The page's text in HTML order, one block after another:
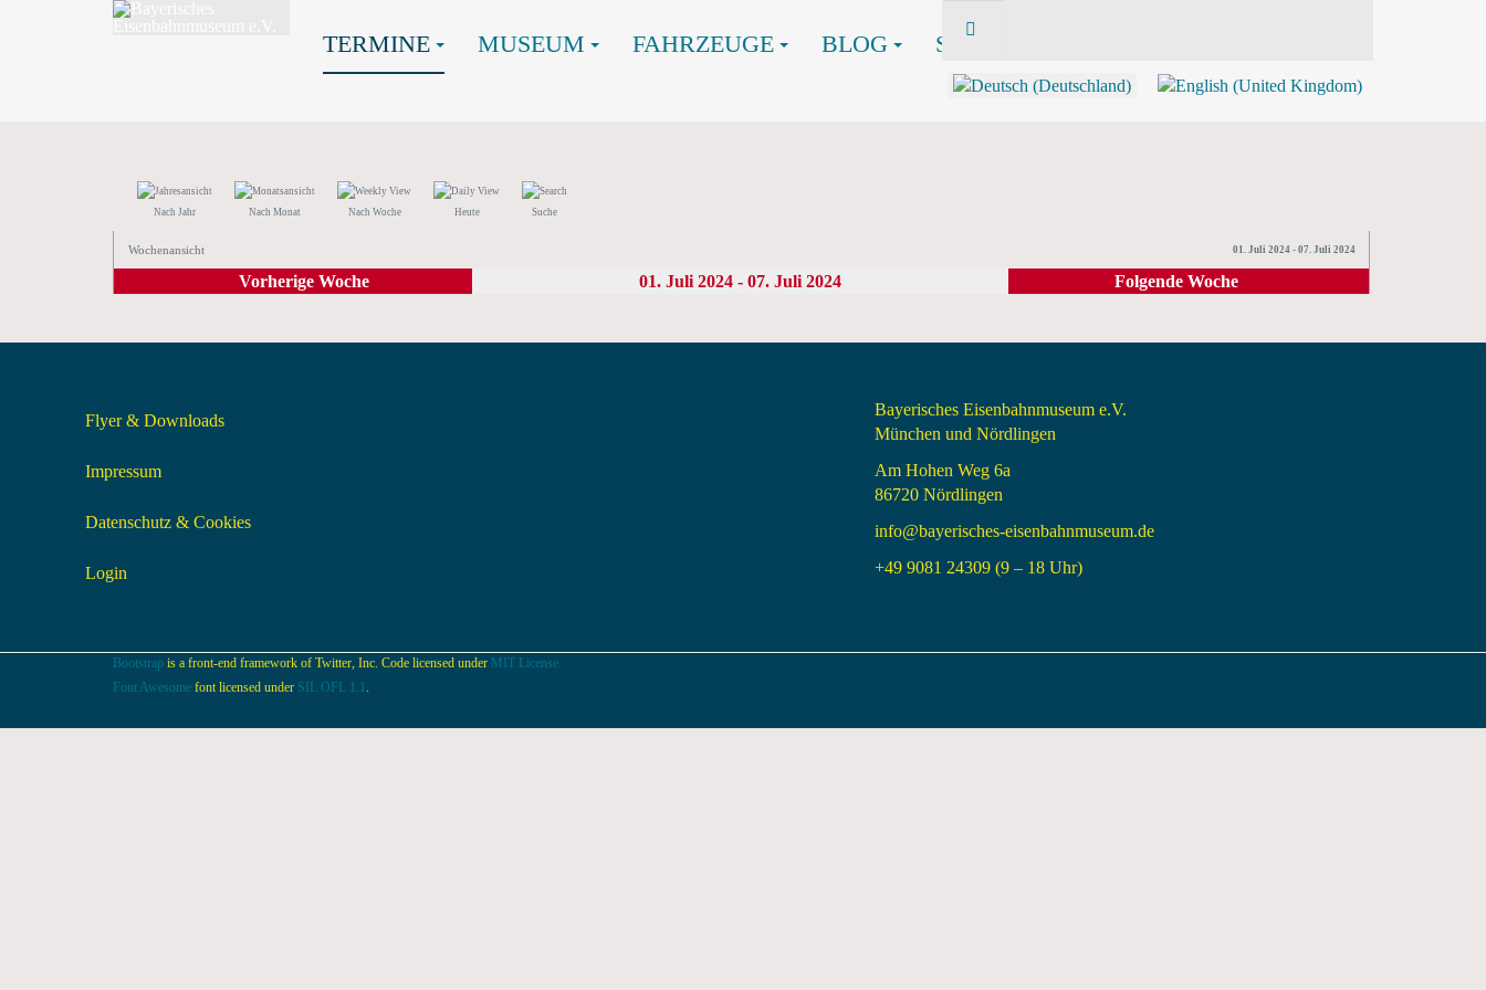
TERMINE MUSEUM FAHRZEUGE BLOG SHOP
Nach Jahr Nach Monat Nach Woche Heute Suche
Wochenansicht 01. Juli 2024 - 07. Juli 2024
Vorherige Woche 01. Juli 2024 - 07. Juli 2024 Folgende Woche
Flyer & Downloads
Impressum
Datenschutz & Cookies
Login
Bayerisches Eisenbahnmuseum e.V.
München und Nördlingen
Am Hohen Weg 6a
86720 Nördlingen
info@bayerisches-eisenbahnmuseum.de
+49 9081 24309 (9 – 18 Uhr)
Bootstrap is a front-end framework of Twitter, Inc. Code licensed under MIT License.
Font Awesome font licensed under SIL OFL 1.1 .